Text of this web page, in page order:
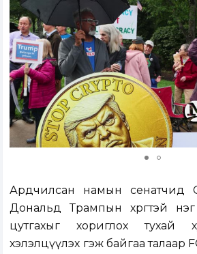
Ардчилсан намын сенатчид
Дональд Трампын хөрөгтэй
цутгахыг хориглох тухай
хэлэлцүүлэх гэж байгаа талаар